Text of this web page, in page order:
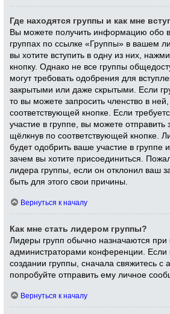
Где находятся группы и как мне
Вы можете получить информацию обо
группах по ссылке «Группы» в вашем
вы хотите вступить в одну из них,
кнопку. Однако не все группы
могут требовать одобрения для
закрытыми или даже скрытыми. Если
то вы можете запросить членство в
соответствующей кнопке. Если
участие в группе, вы можете отправить
щёлкнув по соответствующей кнопке.
будет одобрить ваше участие в группе
зачем вы хотите присоединиться.
лидера группы, если он отклонил ваш
быть для этого свои причины.
Вернуться к началу
Как мне стать лидером группы?
Лидеры групп обычно назначаются при
администраторами конференции. Если
создании группы, сначала свяжитесь с
попробуйте отправить ему личное
Вернуться к началу